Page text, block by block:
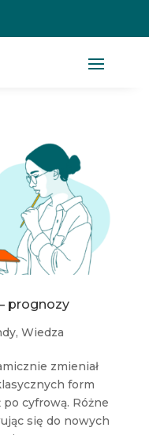
prognozy
, Wiedza
zmieniał
form
cyfrową. Różne
się do nowych